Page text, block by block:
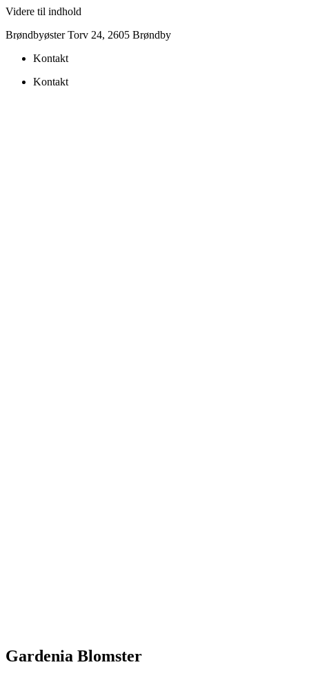
Videre til indhold
Brøndbyøster Torv 24, 2605 Brøndby
Kontakt
Kontakt
Gardenia Blomster